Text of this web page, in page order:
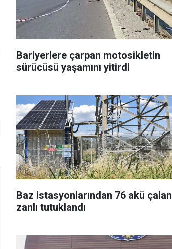
Bariyerlere çarpan motosikletin
sürücüsü yaşamını yitirdi
Baz istasyonlarından 76 akü çalan
zanlı tutuklandı